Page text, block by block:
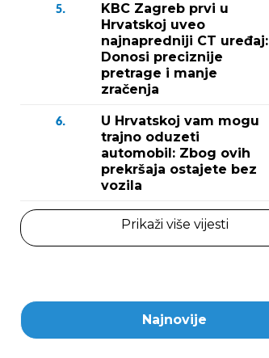
5.
KBC Zagreb prvi u
Hrvatskoj uveo
najnapredniji CT uređaj:
Donosi preciznije
pretrage i manje
zračenja
6.
U Hrvatskoj vam mogu
trajno oduzeti
automobil: Zbog ovih
prekršaja ostajete bez
vozila
Prikaži više vijesti
Najnovije